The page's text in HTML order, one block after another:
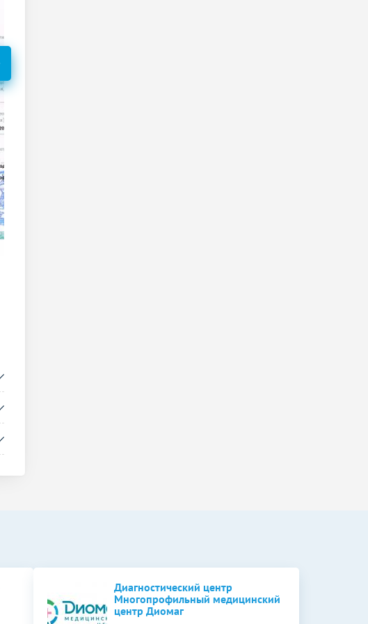
Диагностический центр
Многопрофильный медицинский
центр Диомаг